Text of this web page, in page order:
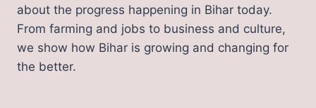
ने
छुड़वा
दी
अपनी
about the progress happening in Bihar today.
From farming and jobs to business and culture,
we show how Bihar is growing and changing for
the better.